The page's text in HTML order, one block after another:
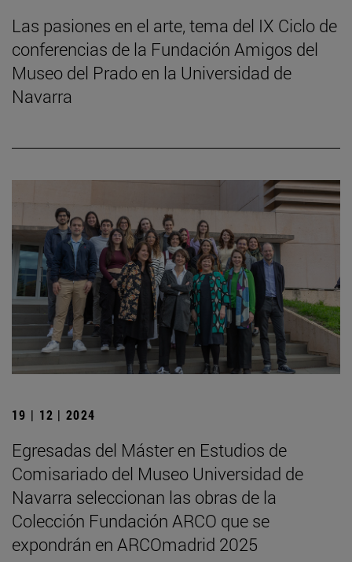
Las pasiones en el arte, tema del IX Ciclo de
conferencias de la Fundación Amigos del
Museo del Prado en la Universidad de
Navarra
19 | 12 | 2024
Egresadas del Máster en Estudios de
Comisariado del Museo Universidad de
Navarra seleccionan las obras de la
Colección Fundación ARCO que se
expondrán en ARCOmadrid 2025